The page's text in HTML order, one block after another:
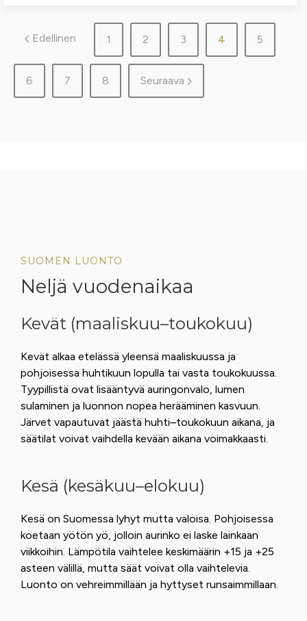
Edellinen 1 2 3 4 5
6 7 8 Seuraava
SUOMEN LUONTO
Neljä vuodenaikaa
Kevät (maaliskuu–toukokuu)
Kevät alkaa etelässä yleensä maaliskuussa ja
pohjoisessa huhtikuun lopulla tai vasta toukokuussa.
Tyypillistä ovat lisääntyvä auringonvalo, lumen
sulaminen ja luonnon nopea herääminen kasvuun.
Järvet vapautuvat jäästä huhti–toukokuun aikana, ja
säätilat voivat vaihdella kevään aikana voimakkaasti.
Kesä (kesäkuu–elokuu)
Kesä on Suomessa lyhyt mutta valoisa. Pohjoisessa
koetaan yötön yö, jolloin aurinko ei laske lainkaan
viikkoihin. Lämpötila vaihtelee keskimäärin +15 ja +25
asteen välillä, mutta säät voivat olla vaihtelevia.
Luonto on vehreimmillään ja hyttyset runsaimmillaan.